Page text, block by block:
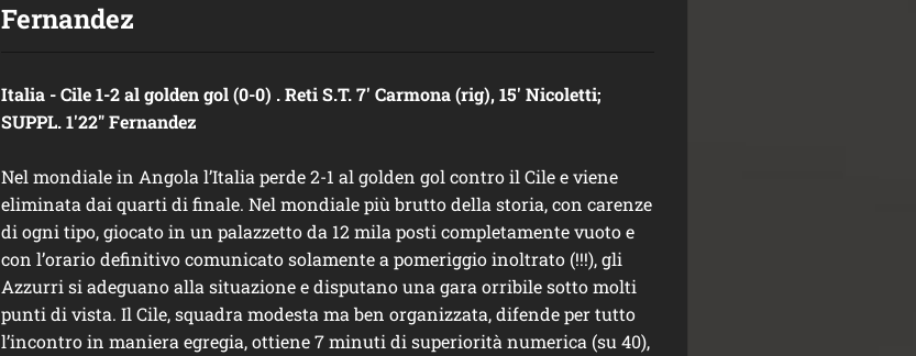
Fernandez
Italia - Cile 1-2 al golden gol (0-0) . Reti S.T. 7' Carmona (rig), 15' Nicoletti;
SUPPL. 1'22" Fernandez
Nel mondiale in Angola l’Italia perde 2-1 al golden gol contro il Cile e viene
eliminata dai quarti di finale. Nel mondiale più brutto della storia, con carenze
di ogni tipo, giocato in un palazzetto da 12 mila posti completamente vuoto e
con l’orario definitivo comunicato solamente a pomeriggio inoltrato (!!!), gli
Azzurri si adeguano alla situazione e disputano una gara orribile sotto molti
punti di vista. Il Cile, squadra modesta ma ben organizzata, difende per tutto
l’incontro in maniera egregia, ottiene 7 minuti di superiorità numerica (su 40),